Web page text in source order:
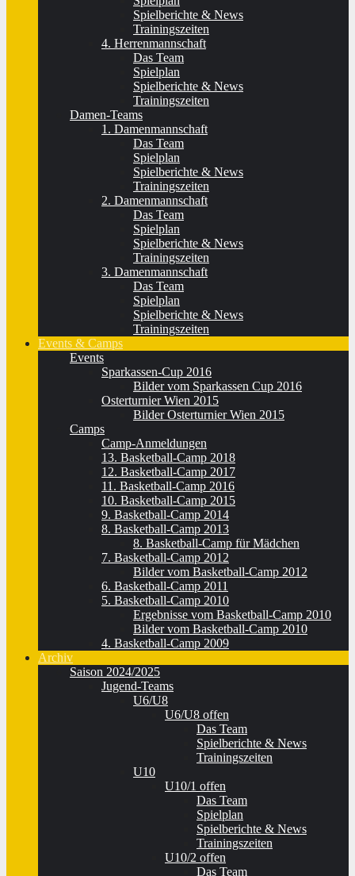
Spielberichte & News
Trainingszeiten
4. Herrenmannschaft
Das Team
Spielplan
Spielberichte & News
Trainingszeiten
Damen-Teams
1. Damenmannschaft
Das Team
Spielplan
Spielberichte & News
Trainingszeiten
2. Damenmannschaft
Das Team
Spielplan
Spielberichte & News
Trainingszeiten
3. Damenmannschaft
Das Team
Spielplan
Spielberichte & News
Trainingszeiten
Events & Camps
Events
Sparkassen-Cup 2016
Bilder vom Sparkassen Cup 2016
Osterturnier Wien 2015
Bilder Osterturnier Wien 2015
Camps
Camp-Anmeldungen
13. Basketball-Camp 2018
12. Basketball-Camp 2017
11. Basketball-Camp 2016
10. Basketball-Camp 2015
9. Basketball-Camp 2014
8. Basketball-Camp 2013
8. Basketball-Camp für Mädchen
7. Basketball-Camp 2012
Bilder vom Basketball-Camp 2012
6. Basketball-Camp 2011
5. Basketball-Camp 2010
Ergebnisse vom Basketball-Camp 2010
Bilder vom Basketball-Camp 2010
4. Basketball-Camp 2009
Archiv
Saison 2024/2025
Jugend-Teams
U6/U8
U6/U8 offen
Das Team
Spielberichte & News
Trainingszeiten
U10
U10/1 offen
Das Team
Spielplan
Spielberichte & News
Trainingszeiten
U10/2 offen
Das Team